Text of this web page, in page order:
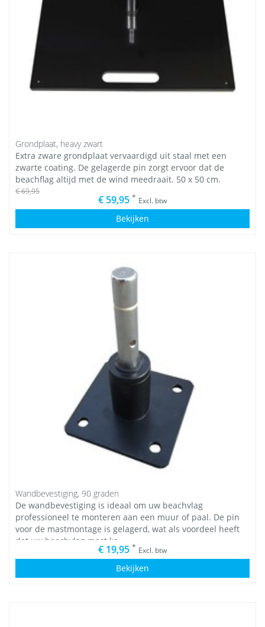
Grondplaat, heavy zwart
Extra zware grondplaat vervaardigd uit staal met een
zwarte coating. De gelagerde pin zorgt ervoor dat de
beachflag altijd met de wind meedraait. 50 x 50 cm.
€ 69,95
€ 59,95 * Excl. btw
Bekijken
Wandbevestiging, 90 graden
De wandbevestiging is ideaal om uw beachvlag
professioneel te monteren aan een muur of paal. De pin
voor de mastmontage is gelagerd, wat als voordeel heeft
dat uw beachvlag mast ka
€ 19,95 * Excl. btw
Bekijken